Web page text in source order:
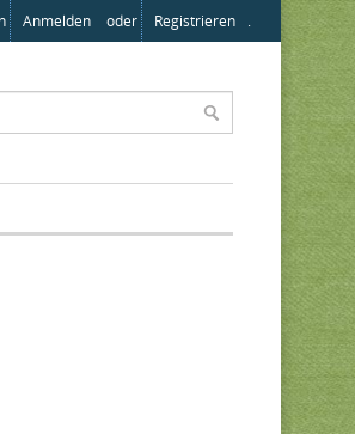
Anmelden oder Registrieren .